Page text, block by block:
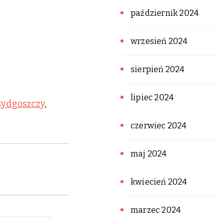
,
październik 2024
wrzesień 2024
sierpień 2024
lipiec 2024
czerwiec 2024
maj 2024
kwiecień 2024
marzec 2024